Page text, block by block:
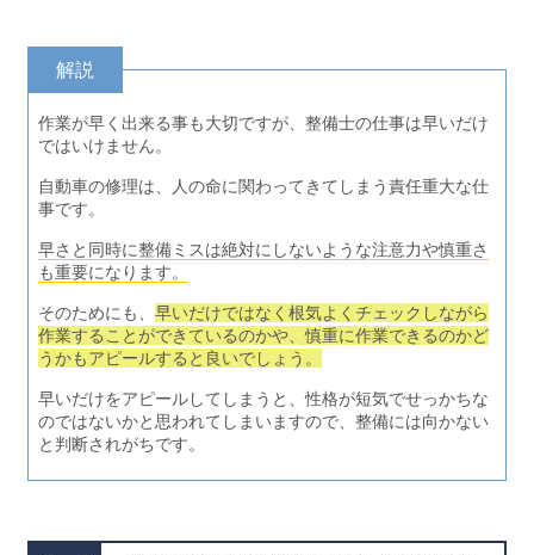
解説
作業が早く出来る事も大切ですが、整備士の仕事は早いだけ
ではいけません。
自動車の修理は、人の命に関わってきてしまう責任重大な仕
事です。
早さと同時に整備ミスは絶対にしないような注意力や慎重さ
も重要になります。
そのためにも、早いだけではなく根気よくチェックしながら
作業することができているのかや、慎重に作業できるのかど
うかもアピールすると良いでしょう。
早いだけをアピールしてしまうと、性格が短気でせっかちな
のではないかと思われてしまいますので、整備には向かない
と判断されがちです。